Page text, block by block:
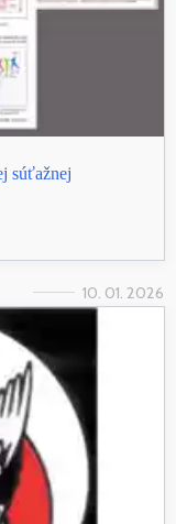
súťažnej
10. 01. 2026